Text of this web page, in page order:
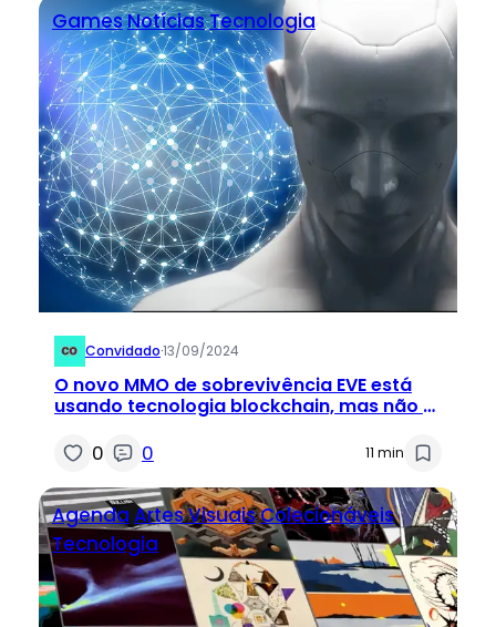
GamesNotíciasTecnologia
Convidado·13/09/2024
O novo MMO de sobrevivência EVE está
usando tecnologia blockchain, mas não o
0 0 11 min
Agenda Artes VisuaisColecionáveis
Tecnologia